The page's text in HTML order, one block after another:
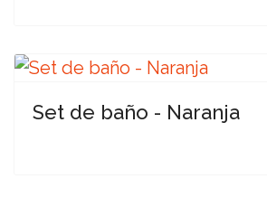
Set de baño - Naranja